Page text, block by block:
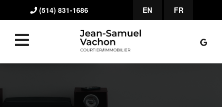
(514) 831-1686 EN FR